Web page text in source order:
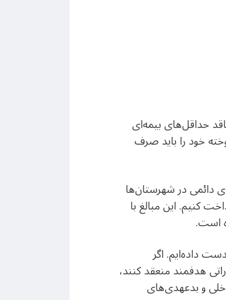
حداقل‌های بیمه‌ای
خود را باید صرف
دائمی در شهرستان‌ها
باید هزینه‌های نجومی متری ۳۰ میلیون تومان پرداخت کنیم. این مبالغ با
است.
داده‌ایم. اگر
هدفمند منعقد کنند،
و بدعهدی‌های